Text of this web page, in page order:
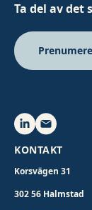
Ta del av det
KONTAKT
Korsvägen 31
302 56 Halmstad